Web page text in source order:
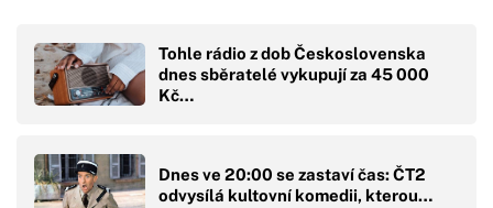
Tohle rádio z dob Československa
dnes sběratelé vykupují za 45 000
Kč…
Dnes ve 20:00 se zastaví čas: ČT2
odvysílá kultovní komedii, kterou…